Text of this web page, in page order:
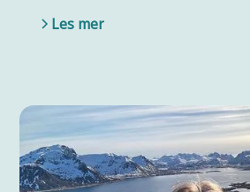
Les mer